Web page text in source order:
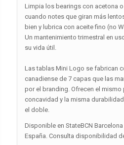
Limpia los bearings con acetona
cuando notes que giran más
bien y lubrica con aceite fino (no
Un mantenimiento trimestral en
su vida útil.
Las tablas Mini Logo se fabrican
canadiense de 7 capas que las
por el branding. Ofrecen el mismo
concavidad y la misma
el doble.
Disponible en StateBCN
España. Consulta disponibilidad